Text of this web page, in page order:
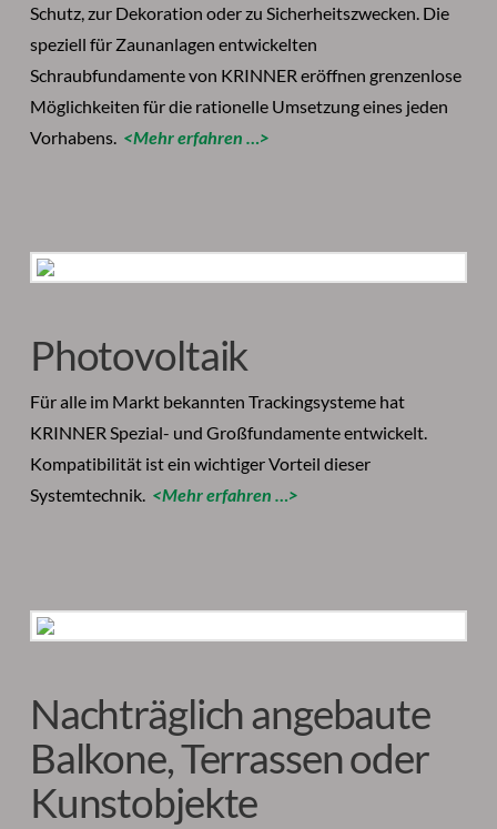
Schutz, zur Dekoration oder zu Sicherheitszwecken. Die
speziell für Zaunanlagen entwickelten
Schraubfundamente von KRINNER eröffnen grenzenlose
Möglichkeiten für die rationelle Umsetzung eines jeden
Vorhabens. <Mehr erfahren …>
Photovoltaik
Für alle im Markt bekannten Trackingsysteme hat
KRINNER Spezial- und Großfundamente entwickelt.
Kompatibilität ist ein wichtiger Vorteil dieser
Systemtechnik. <Mehr erfahren …>
Nachträglich angebaute
Balkone, Terrassen oder
Kunstobjekte